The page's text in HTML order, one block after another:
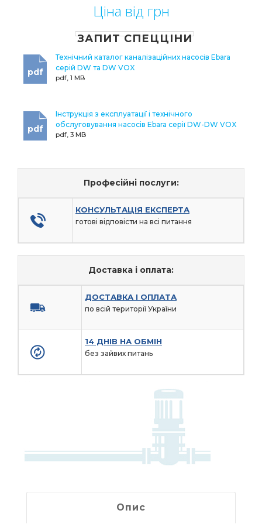
Ціна від грн
ЗАПИТ СПЕЦЦІНИ
Технічний каталог каналізаційних насосів Ebara
серій DW та DW VOX
pdf, 1 MB
pdf
Інструкція з експлуатації і технічного
обслуговування насосів Ebara серії DW-DW VOX
pdf, 3 MB
pdf
Професійні послуги:
КОНСУЛЬТАЦІЯ ЕКСПЕРТА
готові відповісти на всі питання
Доставка і оплата:
ДОСТАВКА І ОПЛАТА
по всій території України
14 ДНІВ НА ОБМІН
без зайвих питань
Опис